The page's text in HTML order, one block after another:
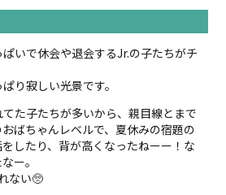
いで休会や退会するJr.の子たちがチ
り寂しい光景です。
た子たちが多いから、親目線とまで
ばちゃんレベルで、夏休みの宿題の
したり、背が高くなったねーー！な
ー。
ない🥺